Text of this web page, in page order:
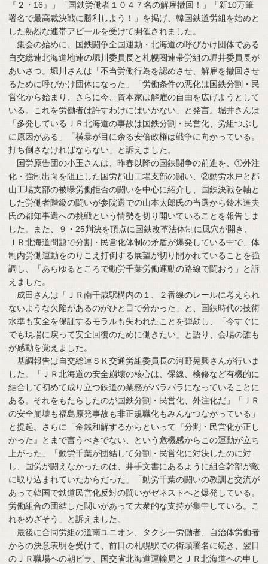
『２・16』」「国鉄労働者１０４７名の解雇撤回！」「新10万筆
署名で最高裁決戦に勝利しよう！」を掲げ、韓国鉄道労組を始めと
した熱烈な連帯アピールを受けて開催されました。
集会の始めに、国鉄闘争全国運動・北海道の呼びかけ団体である
自交総連北海道地連の堀川委員長と札幌圏連帯労組の堀井委員長が
あいさつ。堀川さんは「不当労働行為を認めさせ、解雇を撤回させ
るために呼びかけ団体になった」「労働条件の悪化は国鉄分割・民
営化から始まり、さらに今、資本家は解雇の自由を広げようとして
いる。これを労働者は許すわけにはいかない」と発言。堀井さんは
「多発しているＪＲ北海道の事故は国鉄分割・民営化、労組つぶし
に原因がある」「横暴が目に余る安倍政権は戦争に向かっている。
打ち倒さなければならない」と訴えました。
国労原告団の小玉さんは、昨春以降の国鉄闘争の前進を、①外注
化・強制出向を阻止した国労郡山工場支部の闘い、②動労水戸と郡
山工場支部の被曝労働拒否の闘いを中心に紹介し、国鉄決戦を軸と
した労働者階級の闘いが参院選での山本太郎氏の当選から鈴木達夫
氏の都知事選への挑戦という情勢を切り開いていることを報告しま
した。また、９・25判決を頂点に国鉄改革法体制に風穴が開き、
ＪＲ北海道問題で分割・民営化体制の矛盾が爆発している中で、体
制内労働運動をのりこえ打倒する展望が切り開かれていることを強
調し、「あらゆるところで動労千葉労働運動の路線で闘おう」と訴
えました。
成田さんは「ＪＲ南千歳駅構内の１、２番線のレールに考えられ
ないような欠陥があるのがひと目で分かった」と、国鉄時代の技術
水準も安全を保証するモラルも失われたことを弾劾し、「今すぐに
でも現場に戻って安全回復のために働きたい」と語り、会場の誰も
が感動を覚えました。
基調報告は自交総連ＳＫ交通労組委員長の河野晃興さんが行いま
した。「ＪＲ北海道の安全崩壊の核心は、保線、検修など有機的に
結合して初めて成り立つ鉄道の業務がバラバラになっていることに
ある。それをもたらしたのが国鉄分割・民営化、外注化だ」「ＪＲ
の安全崩壊も福島原発事故も非正規職化もみんなつながっている」
と提起。さらに「金銭和解するからといって『分割・民営化が正し
かった』とまで言うべきでない、という危機感からこの運動が立ち
上がった」「動労千葉が団結して分割・民営化に対決したのに対
し、国労が闘えなかったのは、井手文書にあるように組合幹部が敵
に取り込まれていたからだった」「動労千葉の闘いの教訓と交流が
あって韓国で鉄道民営化反対の闘いがゼネストへと爆発している。
労働組合の団結した闘いがあって大衆的な支持が集中している。こ
れをめざそう」と訴えました。
最後に合同労組の道南ユニオン、タクシー労働者、自治体労働者
からの決意表明を受けて、前日の札幌駅での街頭署名に続き、翌日
のＪＲ職場への朝ビラ、国交省北海道運輸局とＪＲ北海道への申し